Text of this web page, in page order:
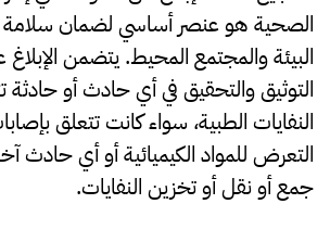
الصحية هو عنصر أساسي لضمان سلامة
البيئة والمجتمع المحيط. يتضمن
التوثيق والتحقيق في أي حادث أو حادثة
النفايات الطبية، سواء كانت تتعلق
التعرض للمواد الكيميائية أو أي حادث
جمع أو نقل أو تخزين النفايات.